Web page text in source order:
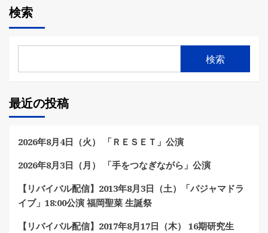
検索
検索
最近の投稿
2026年8月4日（火） 「ＲＥＳＥＴ」公演
2026年8月3日（月） 「手をつなぎながら」公演
【リバイバル配信】2013年8月3日（土）「パジャマドラ
イブ」18:00公演 福岡聖菜 生誕祭
【リバイバル配信】2017年8月17日（木） 16期研究生